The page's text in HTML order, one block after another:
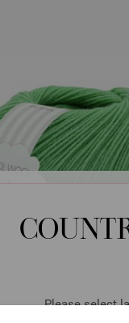
Please select